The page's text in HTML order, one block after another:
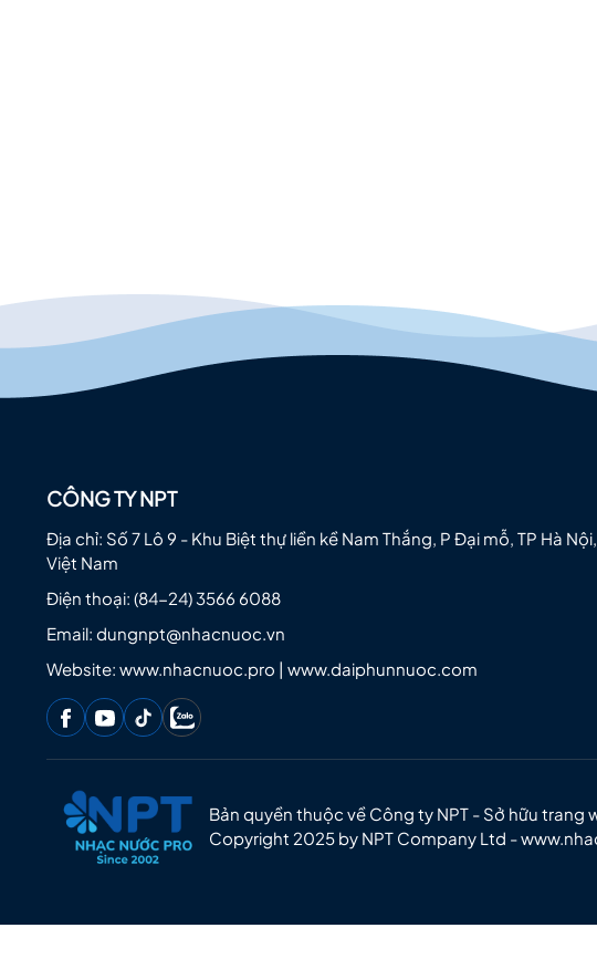
CÔNG TY NPT
Địa chỉ: Số 7 Lô 9 - Khu Biệt thự liền kề Nam Thắng, P Đại mỗ, TP Hà Nội,
Việt Nam
Điện thoại: (84-24) 3566 6088
Email: dungnpt@nhacnuoc.vn
Website: www.nhacnuoc.pro | www.daiphunnuoc.com
Bản quyền thuộc về Công ty NPT - Sở hữu trang
Copyright 2025 by NPT Company Ltd -